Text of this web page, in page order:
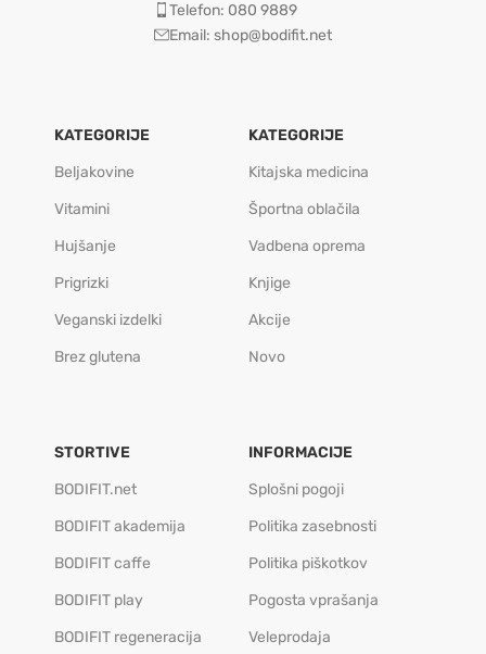
Telefon: 080 9889
Email: shop@bodifit.net
KATEGORIJE
Beljakovine
Vitamini
Hujšanje
Prigrizki
Veganski izdelki
Brez glutena
KATEGORIJE
Kitajska medicina
Športna oblačila
Vadbena oprema
Knjige
Akcije
Novo
STORTIVE
BODIFIT.net
BODIFIT akademija
BODIFIT caffe
BODIFIT play
BODIFIT regeneracija
INFORMACIJE
Splošni pogoji
Politika zasebnosti
Politika piškotkov
Pogosta vprašanja
Veleprodaja